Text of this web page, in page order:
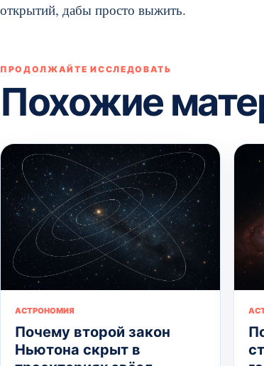
открытий, дабы просто выжить.
ПРОДОЛЖАЙТЕ ИССЛЕДОВАТЬ
Похожие
АСТРОНОМИЯ
Почему второй закон
Ньютона скрыт в